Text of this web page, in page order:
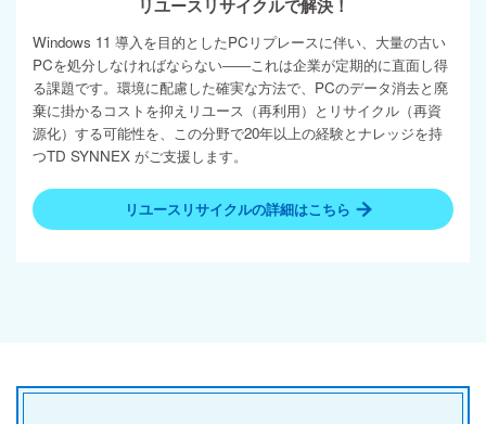
リユースリサイクルで解決！
Windows 11 導入を目的としたPCリプレースに伴い、大量の古い
PCを処分しなければならない――これは企業が定期的に直面し得
る課題です。環境に配慮した確実な方法で、PCのデータ消去と廃
棄に掛かるコストを抑えリユース（再利用）とリサイクル（再資
源化）する可能性を、この分野で20年以上の経験とナレッジを持
つTD SYNNEX がご支援します。
リユースリサイクルの詳細はこちら